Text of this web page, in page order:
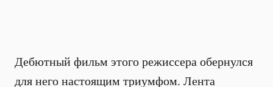
Дебютный фильм этого режиссера обернулся
для него настоящим триумфом. Лента